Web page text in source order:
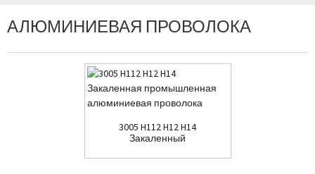
АЛЮМИНИЕВАЯ ПРОВОЛОКА
3005 H112 H12 H14
Закаленный
A...